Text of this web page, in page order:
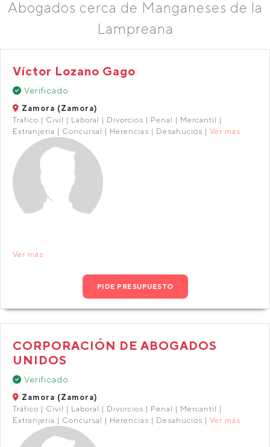
Abogados cerca de Manganeses de la
Lampreana
Víctor Lozano Gago
Verificado
Zamora (Zamora)
Tráfico | Civil | Laboral | Divorcios | Penal | Mercantil |
Extranjería | Concursal | Herencias | Desahucios | Ver más
Ver más
PIDE PRESUPUESTO
CORPORACIÓN DE ABOGADOS
UNIDOS
Verificado
Zamora (Zamora)
Tráfico | Civil | Laboral | Divorcios | Penal | Mercantil |
Extranjería | Concursal | Herencias | Desahucios | Ver más